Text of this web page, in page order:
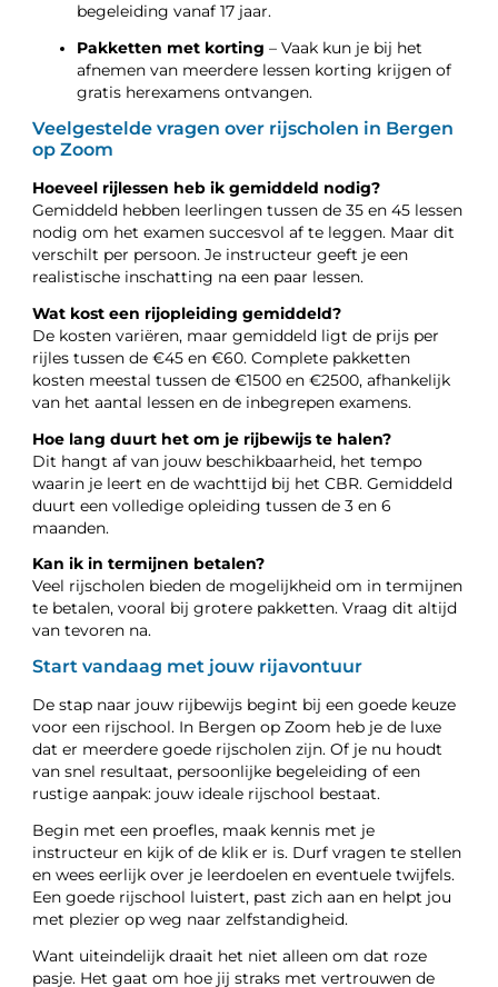
begeleiding vanaf 17 jaar.
Pakketten met korting – Vaak kun je bij het
afnemen van meerdere lessen korting krijgen of
gratis herexamens ontvangen.
Veelgestelde vragen over rijscholen in Bergen
op Zoom
Hoeveel rijlessen heb ik gemiddeld nodig?
Gemiddeld hebben leerlingen tussen de 35 en 45 lessen
nodig om het examen succesvol af te leggen. Maar dit
verschilt per persoon. Je instructeur geeft je een
realistische inschatting na een paar lessen.
Wat kost een rijopleiding gemiddeld?
De kosten variëren, maar gemiddeld ligt de prijs per
rijles tussen de €45 en €60. Complete pakketten
kosten meestal tussen de €1500 en €2500, afhankelijk
van het aantal lessen en de inbegrepen examens.
Hoe lang duurt het om je rijbewijs te halen?
Dit hangt af van jouw beschikbaarheid, het tempo
waarin je leert en de wachttijd bij het CBR. Gemiddeld
duurt een volledige opleiding tussen de 3 en 6
maanden.
Kan ik in termijnen betalen?
Veel rijscholen bieden de mogelijkheid om in termijnen
te betalen, vooral bij grotere pakketten. Vraag dit altijd
van tevoren na.
Start vandaag met jouw rijavontuur
De stap naar jouw rijbewijs begint bij een goede keuze
voor een rijschool. In Bergen op Zoom heb je de luxe
dat er meerdere goede rijscholen zijn. Of je nu houdt
van snel resultaat, persoonlijke begeleiding of een
rustige aanpak: jouw ideale rijschool bestaat.
Begin met een proefles, maak kennis met je
instructeur en kijk of de klik er is. Durf vragen te stellen
en wees eerlijk over je leerdoelen en eventuele twijfels.
Een goede rijschool luistert, past zich aan en helpt jou
met plezier op weg naar zelfstandigheid.
Want uiteindelijk draait het niet alleen om dat roze
pasje. Het gaat om hoe jij straks met vertrouwen de